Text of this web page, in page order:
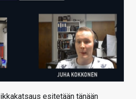
esitetään tänään